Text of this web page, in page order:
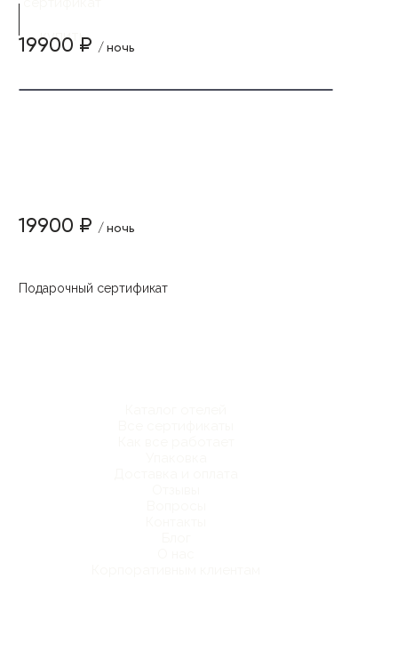
купить
19900 ₽ / ночь
19900 ₽ / ночь
Подарочный сертификат